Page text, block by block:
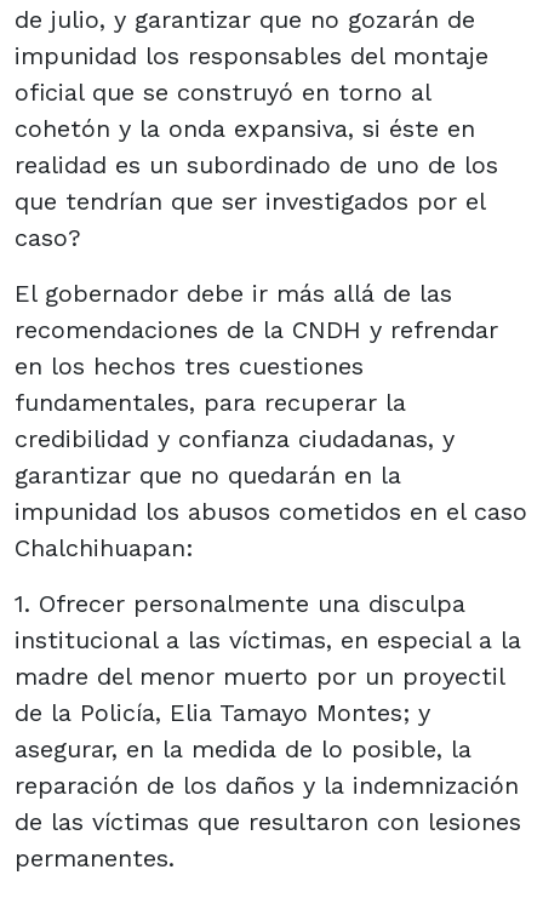
de julio, y garantizar que no gozarán de
impunidad los responsables del montaje
oficial que se construyó en torno al
cohetón y la onda expansiva, si éste en
realidad es un subordinado de uno de los
que tendrían que ser investigados por el
caso?
El gobernador debe ir más allá de las
recomendaciones de la CNDH y refrendar
en los hechos tres cuestiones
fundamentales, para recuperar la
credibilidad y confianza ciudadanas, y
garantizar que no quedarán en la
impunidad los abusos cometidos en el caso
Chalchihuapan:
1. Ofrecer personalmente una disculpa
institucional a las víctimas, en especial a la
madre del menor muerto por un proyectil
de la Policía, Elia Tamayo Montes; y
asegurar, en la medida de lo posible, la
reparación de los daños y la indemnización
de las víctimas que resultaron con lesiones
permanentes.